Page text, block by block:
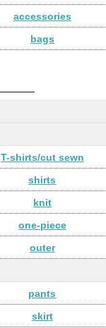
accessories
bags
T-shirts/cut sewn
shirts
knit
one-piece
outer
pants
skirt